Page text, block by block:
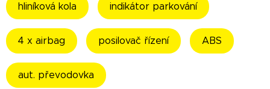
hliníková kola indikátor parkování
4 x airbag posilovač řízení ABS
aut. převodovka